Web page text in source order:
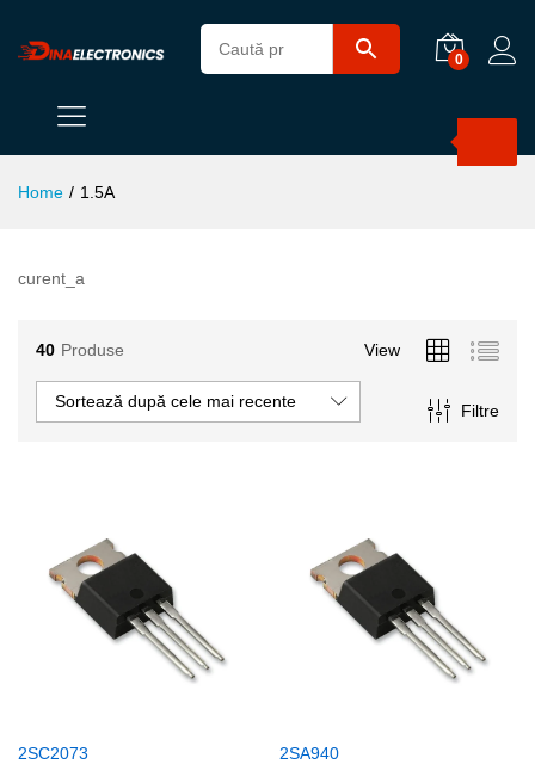
0
Home / 1.5A
curent_a
40 Produse View
Filtre
Sortează după cele mai recente
2SC2073 2SA940